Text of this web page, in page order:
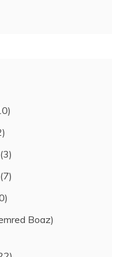
(3)
(7)
Boaz)